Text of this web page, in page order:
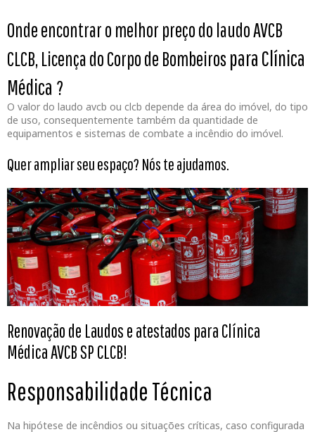
Onde encontrar o melhor preço do laudo AVCB
CLCB, Licença do Corpo de Bombeiros para Clínica
Médica ?
O valor do laudo avcb ou clcb depende da área do imóvel, do tipo
de uso, consequentemente também da quantidade de
equipamentos e sistemas de combate a incêndio do imóvel.
Quer ampliar seu espaço? Nós te ajudamos.
Renovação de Laudos e atestados para Clínica
MédicaAVCB SP CLCB!
Responsabilidade Técnica
Na hipótese de incêndios ou situações críticas, caso configurada